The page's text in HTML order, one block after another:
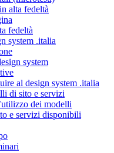
alta fedeltà
fedeltà
system .italia
system
al design system .italia
di sito e servizi
dei modelli
e servizi disponibili